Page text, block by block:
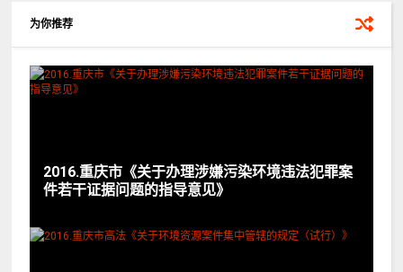
为你推荐
2016.重庆市《关于办理涉嫌污染环境违法犯罪案
件若干证据问题的指导意见》